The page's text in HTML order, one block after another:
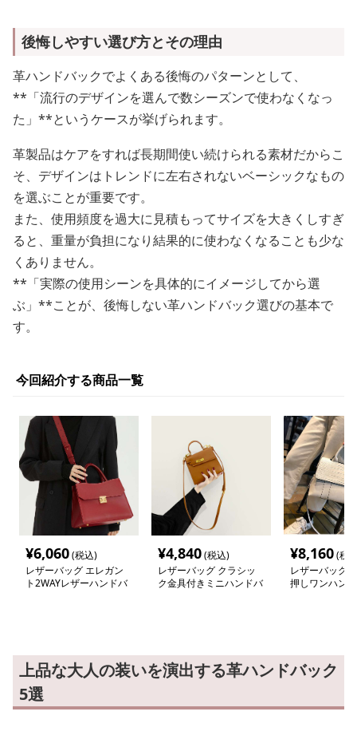
後悔しやすい選び方とその理由
革ハンドバックでよくある後悔のパターンとして、
**「流行のデザインを選んで数シーズンで使わなくなっ
た」**というケースが挙げられます。
革製品はケアをすれば長期間使い続けられる素材だからこ
そ、デザインはトレンドに左右されないベーシックなもの
を選ぶことが重要です。
また、使用頻度を過大に見積もってサイズを大きくしすぎ
ると、重量が負担になり結果的に使わなくなることも少な
くありません。
**「実際の使用シーンを具体的にイメージしてから選
ぶ」**ことが、後悔しない革ハンドバック選びの基本で
す。
今回紹介する商品一覧
¥6,060(税込)
レザーバッグ エレガン
ト2WAYレザーハンドバ
¥4,840(税込)
レザーバッグ クラシッ
ク金具付きミニハンドバ
¥8,160(税
レザーバッグ
押しワンハン
上品な大人の装いを演出する革ハンドバック
5選